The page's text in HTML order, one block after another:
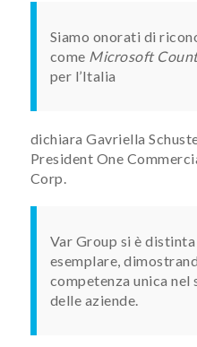
Siamo onorati di
come Microsoft
per l’Italia
dichiara Gavriella
President One
Corp.
Var Group si è
esemplare,
competenza unica
delle aziende.